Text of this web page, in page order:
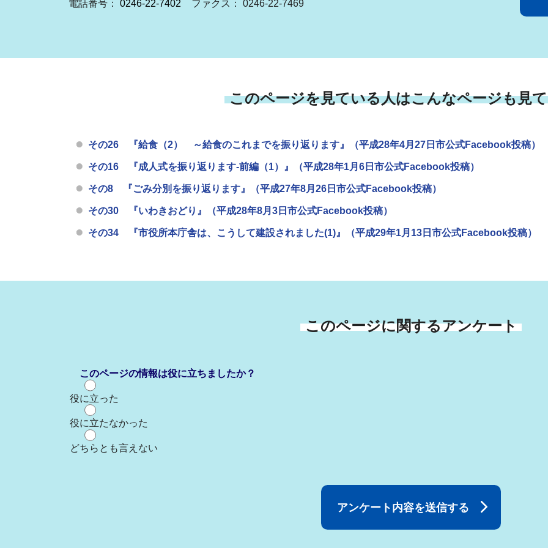
電話番号： 0246-22-7402 ファクス： 0246-22-7469
このページを見ている人はこんなページも見
その26 『給食（2） ～給食のこれまでを振り返ります』（平成28年4月27日市公式Facebook投稿）
その16 『成人式を振り返ります-前編（1）』（平成28年1月6日市公式Facebook投稿）
その8 『ごみ分別を振り返ります』（平成27年8月26日市公式Facebook投稿）
その30 『いわきおどり』（平成28年8月3日市公式Facebook投稿）
その34 『市役所本庁舎は、こうして建設されました(1)』（平成29年1月13日市公式Facebook投稿）
このページに関するアンケート
このページの情報は役に立ちましたか？
役に立った
役に立たなかった
どちらとも言えない